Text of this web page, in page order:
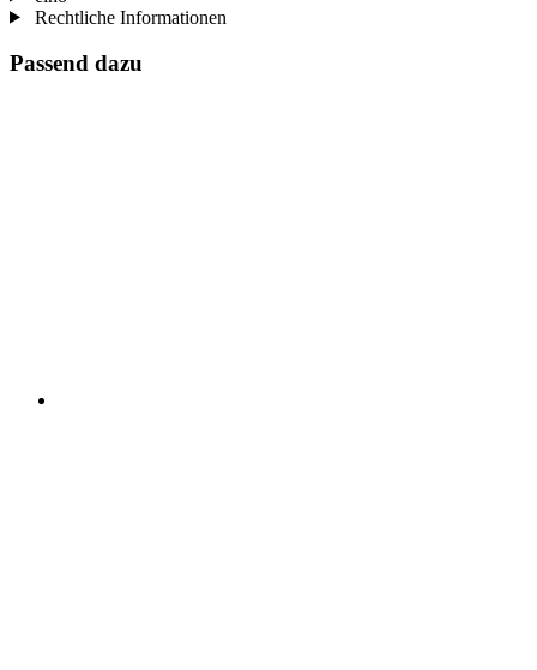
Rechtliche Informationen
Passend dazu